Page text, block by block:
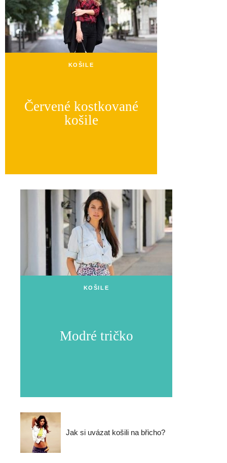
KOŠILE
Červené kostkované
košile
KOŠILE
Modré tričko
Jak si uvázat košili na břicho?